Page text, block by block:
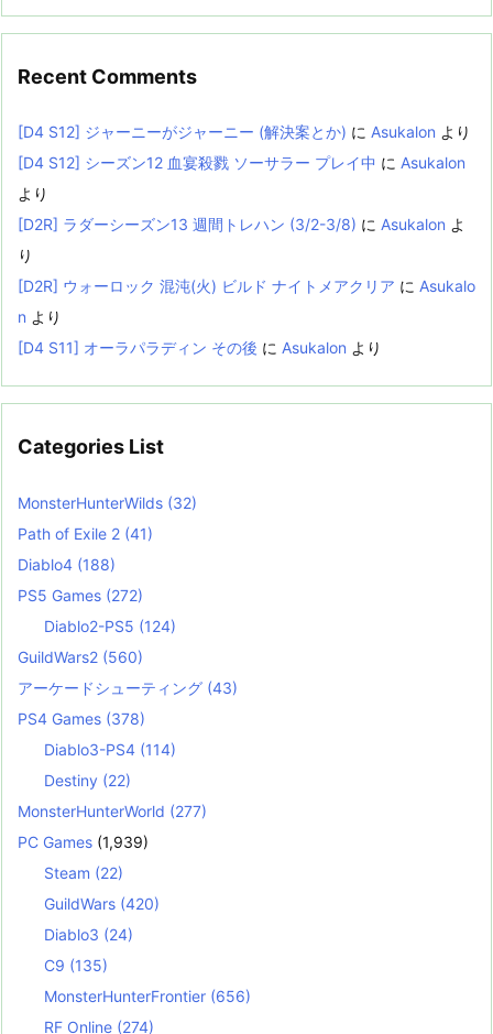
Recent Comments
[D4 S12] ジャーニーがジャーニー (解決案とか) に Asukalon より
[D4 S12] シーズン12 血宴殺戮 ソーサラー プレイ中 に Asukalon
より
[D2R] ラダーシーズン13 週間トレハン (3/2-3/8) に Asukalon よ
り
[D2R] ウォーロック 混沌(火) ビルド ナイトメアクリア に Asukalo
n より
[D4 S11] オーラパラディン その後 に Asukalon より
Categories List
MonsterHunterWilds (32)
Path of Exile 2 (41)
Diablo4 (188)
PS5 Games (272)
Diablo2-PS5 (124)
GuildWars2 (560)
アーケードシューティング (43)
PS4 Games (378)
Diablo3-PS4 (114)
Destiny (22)
MonsterHunterWorld (277)
PC Games (1,939)
Steam (22)
GuildWars (420)
Diablo3 (24)
C9 (135)
MonsterHunterFrontier (656)
RF Online (274)